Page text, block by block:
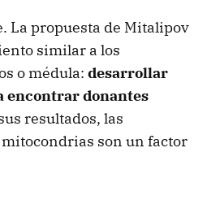
La propuesta de Mitalipov
similar a los
o médula: desarrollar
encontrar donantes
resultados, las
son un factor